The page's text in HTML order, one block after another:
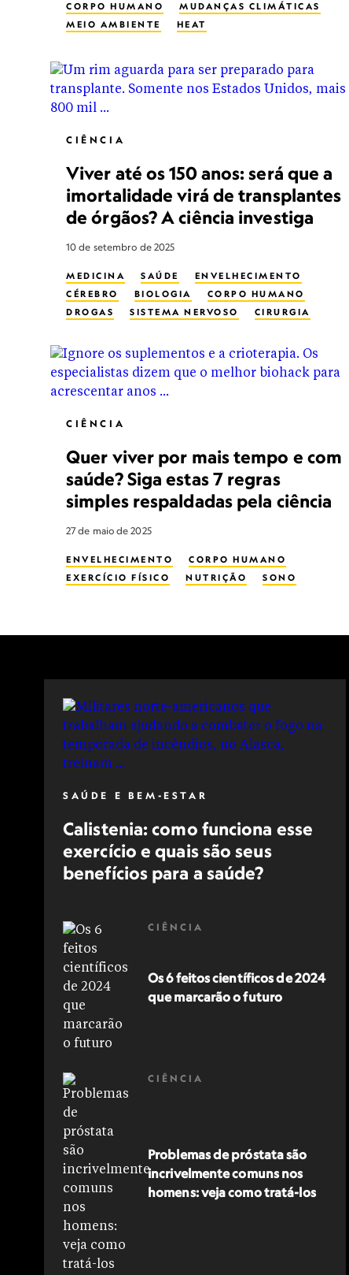
CORPO HUMANO
MUDANÇAS CLIMÁTICAS
MEIO AMBIENTE
HEAT
CIÊNCIA
Viver até os 150 anos: será que a
imortalidade virá de transplantes
de órgãos? A ciência investiga
10 de setembro de 2025
MEDICINA SAÚDE
ENVELHECIMENTO
CÉREBRO
BIOLOGIA
CORPO HUMANO
DROGAS
SISTEMA NERVOSO CIRURGIA
CIÊNCIA
Quer viver por mais tempo e com
saúde? Siga estas 7 regras
simples respaldadas pela ciência
27 de maio de 2025
ENVELHECIMENTO
CORPO HUMANO
EXERCÍCIO FÍSICO
NUTRIÇÃO SONO
SAÚDE E BEM-ESTAR
Calistenia: como funciona esse
exercício e quais são seus
benefícios para a saúde?
CIÊNCIA
Os 6 feitos científicos de 2024
que marcarão o futuro
CIÊNCIA
Problemas de próstata são
incrivelmente comuns nos
homens: veja como tratá-los